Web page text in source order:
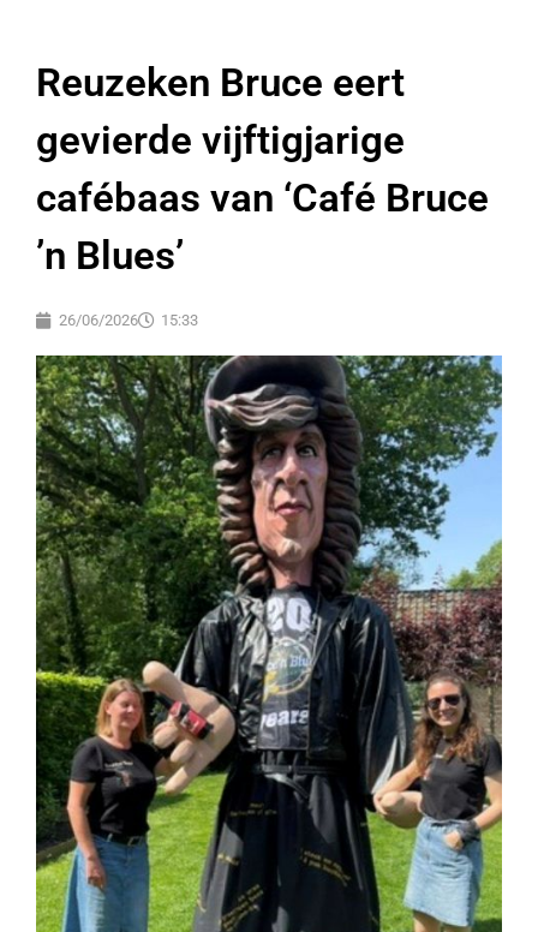
Reuzeken Bruce eert
gevierde vijftigjarige
cafébaas van ‘Café Bruce
’n Blues’
26/06/2026 15:33